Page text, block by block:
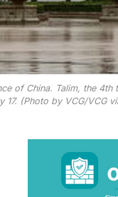
of China. Talim, the
(Photo by VCG/VCG